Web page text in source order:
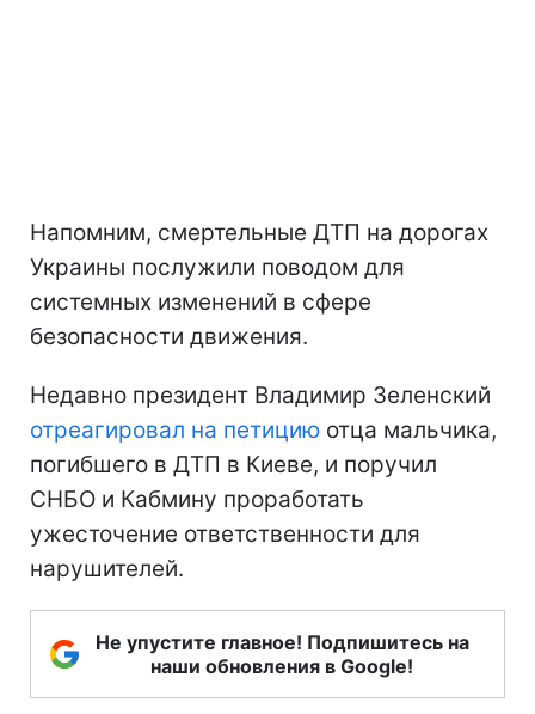
Напомним, смертельные ДТП на дорогах
Украины послужили поводом для
системных изменений в сфере
безопасности движения.
Недавно президент Владимир Зеленский
отреагировал на петицию отца мальчика,
погибшего в ДТП в Киеве, и поручил
СНБО и Кабмину проработать
ужесточение ответственности для
нарушителей.
Не упустите главное! Подпишитесь на
наши обновления в Google!